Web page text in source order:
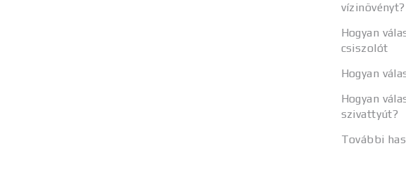
vízinövényt?
Hogyan
csiszolót
Hogyan
Hogyan
szivattyút?
További